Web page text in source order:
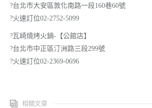
?台北市大安區敦化南路一段160巷60號
?火速訂位02-2752-5099
?瓦崎燒烤火鍋-【公館店】
?台北市中正區汀洲路三段299號
?火速訂位02-2369-0696
相關文章